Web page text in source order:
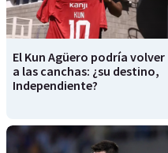
El Kun Agüero podría volver
a las canchas: ¿su destino,
Independiente?